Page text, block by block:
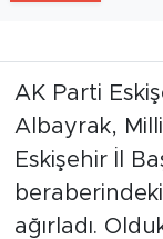
AK Parti
Albayrak,
Eskişehir İl
ağırladı.